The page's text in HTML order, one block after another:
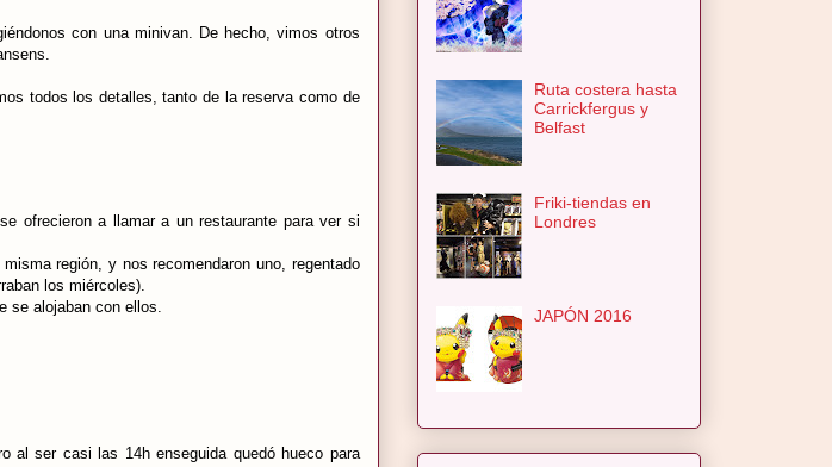
con una minivan. De hecho, vimos otros
todos los detalles, tanto de la reserva como de
ofrecieron a llamar a un restaurante para ver si
región, y nos recomendaron uno, regentado
los miércoles).
se alojaban con ellos.
al ser casi las 14h enseguida quedó hueco para
Ruta costera hasta
Carrickfergus y
Belfast
Friki-tiendas en
Londres
JAPÓN 2016